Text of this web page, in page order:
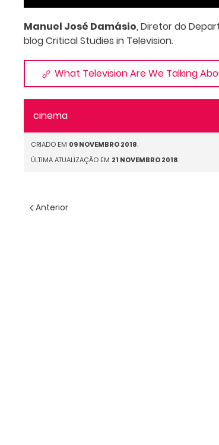
Manuel José Damásio, Diretor do
blog Critical Studies in Television.
What Television Are We Talking
cinema
CRIADO EM 09 NOVEMBRO 2018.
ÚLTIMA ATUALIZAÇÃO EM 21 NOVEMBRO 2018.
Anterior